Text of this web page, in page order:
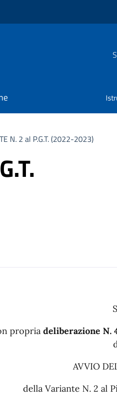
N. 2 al P.G.T. (2022-2023)
propria deliberazione N.
AVVIO
della Variante N. 2 al